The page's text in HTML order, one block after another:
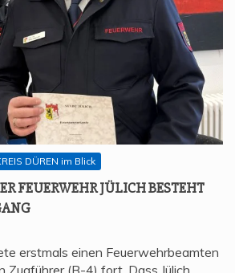
DÜREN im Blick
FEU­ER­WEHR JÜLICH BESTEHT
erstmals einen Feuerwehrbeamten